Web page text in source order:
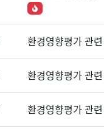
환경영향평가 관
환경영향평가 관
환경영향평가 관